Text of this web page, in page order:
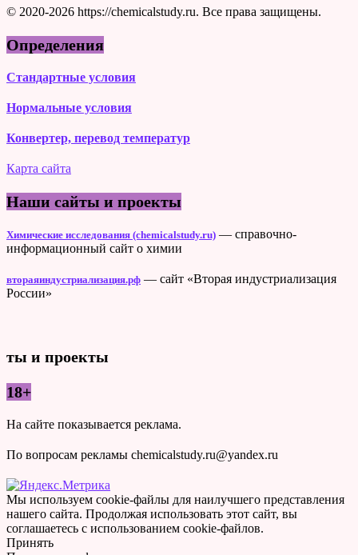
© 2020-2026 https://chemicalstudy.ru. Все права защищены.
Определения
Стандартные условия
Нормальные условия
Конвертер, перевод температур
Карта сайта
Наши сайты и проекты
Химические исследования (chemicalstudy.ru) — справочно-
информационный сайт о химии
втораяиндустриализация.рф — сайт «Вторая индустриализация
России»
ты и проекты
18+
На сайте показывается реклама.
По вопросам рекламы chemicalstudy.ru@yandex.ru
Мы используем cookie-файлы для наилучшего представления
нашего сайта. Продолжая использовать этот сайт, вы
соглашаетесь с использованием cookie-файлов.
Принять